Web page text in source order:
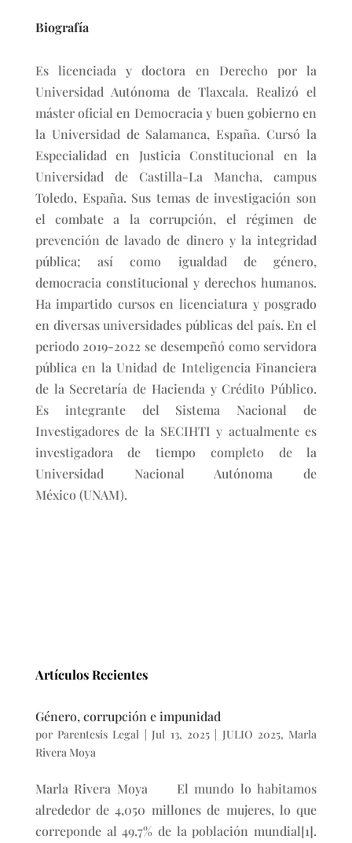
Biografía
Es licenciada y doctora en Derecho por la
Universidad Autónoma de Tlaxcala. Realizó el
máster oficial en Democracia y buen gobierno en
la Universidad de Salamanca, España. Cursó la
Especialidad en Justicia Constitucional en la
Universidad de Castilla-La Mancha, campus
Toledo, España. Sus temas de investigación son
el combate a la corrupción, el régimen de
prevención de lavado de dinero y la integridad
pública; así como igualdad de género,
democracia constitucional y derechos humanos.
Ha impartido cursos en licenciatura y posgrado
en diversas universidades públicas del país. En el
periodo 2019-2022 se desempeñó como servidora
pública en la Unidad de Inteligencia Financiera
de la Secretaría de Hacienda y Crédito Público.
Es integrante del Sistema Nacional de
Investigadores de la SECIHTI y actualmente es
investigadora de tiempo completo de la
Universidad Nacional Autónoma de
México (UNAM).
Artículos Recientes
Género, corrupción e impunidad
por Parentesis Legal |Jul 13, 2025| JULIO 2025, Marla
Rivera Moya
Marla Rivera Moya El mundo lo habitamos
alrededor de 4,050 millones de mujeres, lo que
correponde al 49.7% de la población mundial[1].